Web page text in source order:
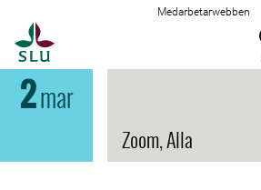
Medarbetarwebben
2mar
Zoom, Alla